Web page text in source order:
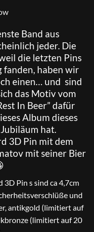
Band aus
jeder. Die
die letzten Pins
fanden, haben wir
einen… und sind
das Motiv vom
In Beer” dafür
Album dieses
hat.
3D Pin mit dem
mit seiner Bier
3D Pin s sind ca 4,7cm
und
antikgold (limitiert auf
(limitiert auf 20